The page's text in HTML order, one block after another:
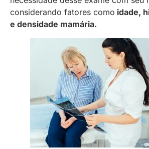
considerando fatores como idade,
e densidade mamária.